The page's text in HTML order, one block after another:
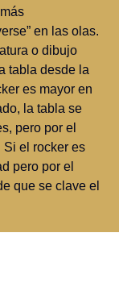
en las olas.
o dibujo
tabla desde la
es mayor en
la tabla se
pero por el
Si el rocker es
pero por el
que se clave el